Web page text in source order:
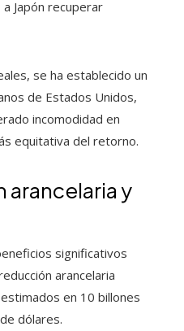
Japón recuperar
se ha establecido un
de Estados Unidos,
incomodidad en
equitativa del retorno.
y
significativos
arancelaria
en 10 billones
dólares.